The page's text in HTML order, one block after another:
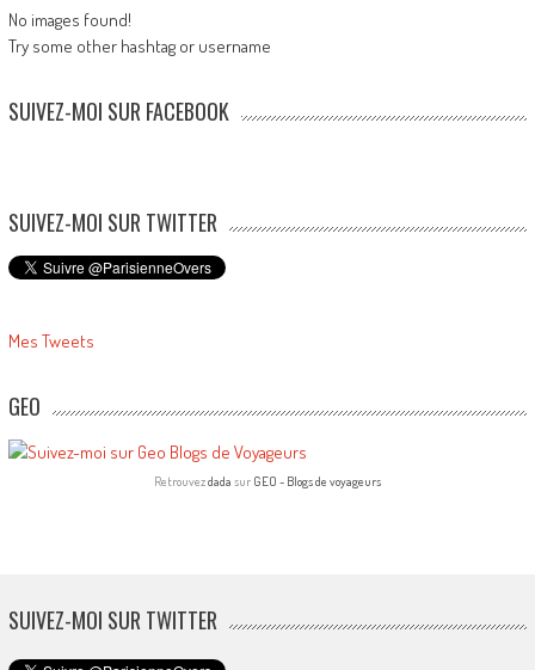
No images found!
Try some other hashtag or username
SUIVEZ-MOI SUR FACEBOOK
SUIVEZ-MOI SUR TWITTER
Mes Tweets
GEO
Retrouvezdada sur GEO - Blogs de voyageurs
SUIVEZ-MOI SUR TWITTER